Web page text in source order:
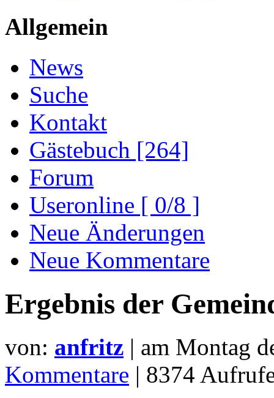
Allgemein
News
Suche
Kontakt
Gästebuch [264]
Forum
Useronline [ 0/8 ]
Neue Änderungen
Neue Kommentare
Ergebnis der
von: anfritz | am Montag
Kommentare | 8374